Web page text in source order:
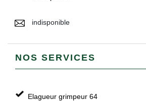
indisponible
NOS SERVICES
Elagueur grimpeur 64